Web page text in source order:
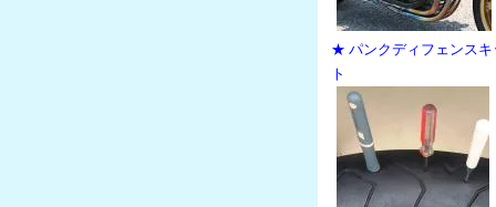
★ パンクディフェンスキ
ト